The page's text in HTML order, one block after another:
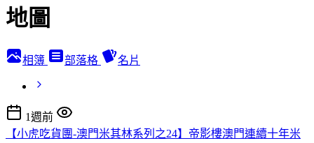
地圖
相簿 部落格 名片
1週前
【小虎吃貨團-澳門米其林系列之24】帝影樓澳門連續十年米